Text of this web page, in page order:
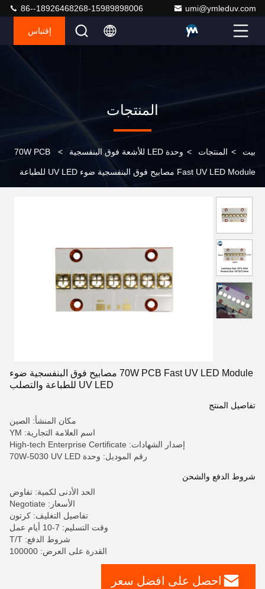
umi@ymleduv.com
86--18926468268-15989898006
إقتباس
المنتجات
بيت > المنتجات > وحدة LED للأشعة فوق البنفسجية >
70W PCB
Fast UV LED Module مصابيح فوق البنفسجية ضوء UV LED للطباعة
70W PCB Fast UV LED Module مصابيح فوق البنفسجية ضوء
UV LED للطباعة والتصلب
تفاصيل المنتج
مكان المنشأ: الصين
اسم العلامة التجارية: YM
إصدار الشهادات: High-tech Enterprise Certificate
رقم الموديل: وحدة 70W-5030 UV LED
شروط الدفع والشحن
الحد الأدنى لكمية: تفاوض
الأسعار: Negotiate
تفاصيل التغليف: كرتون
وقت التسليم: 7-10 أيام عمل
شروط الدفع: T/T
القدرة على العرض: 100000
احصل على افضل سعر